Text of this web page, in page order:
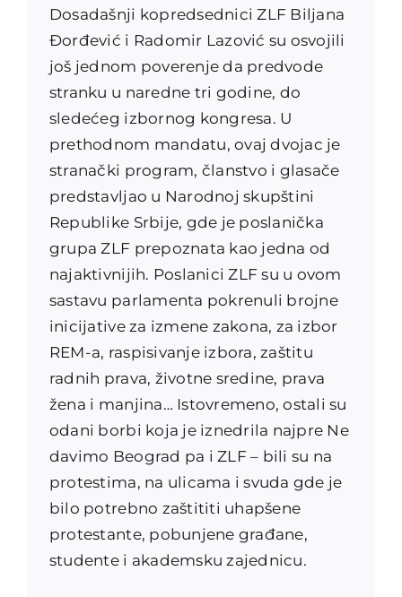
Dosadašnji kopredsednici ZLF Biljana
Đorđević i Radomir Lazović su osvojili
još jednom poverenje da predvode
stranku u naredne tri godine, do
sledećeg izbornog kongresa. U
prethodnom mandatu, ovaj dvojac je
stranački program, članstvo i glasače
predstavljao u Narodnoj skupštini
Republike Srbije, gde je poslanička
grupa ZLF prepoznata kao jedna od
najaktivnijih. Poslanici ZLF su u ovom
sastavu parlamenta pokrenuli brojne
inicijative za izmene zakona, za izbor
REM-a, raspisivanje izbora, zaštitu
radnih prava, životne sredine, prava
žena i manjina… Istovremeno, ostali su
odani borbi koja je iznedrila najpre Ne
davimo Beograd pa i ZLF – bili su na
protestima, na ulicama i svuda gde je
bilo potrebno zaštititi uhapšene
protestante, pobunjene građane,
studente i akademsku zajednicu.